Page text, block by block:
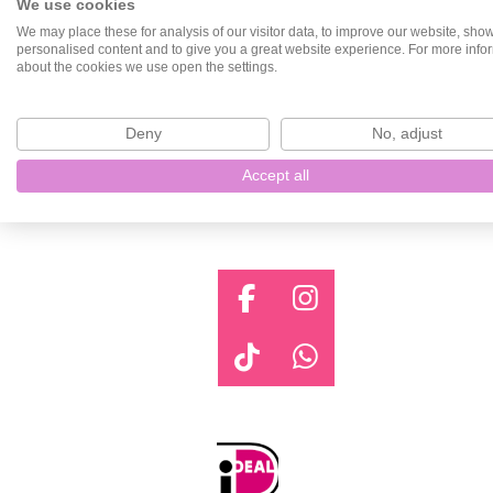
F
a
c
e
o
o
I
n
s
t
T
T
o
W
We use cookies
We may place these for analysis of our visitor data, to improve our website,
personalised content and to give you a great website experience. For more
about the cookies we use open the settings.
Deny No, adjust
Accept all